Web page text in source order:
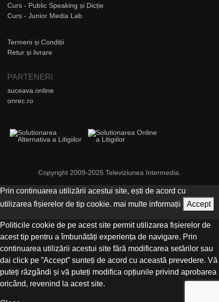
Curs - Public Speaking și Dicție
Curs - Junior Media Lab
Termeni și Condiții
Retur și livrare
PARTENERI
suceava.online
onrec.ro
Copyright 2009-2025 Televiziunea Intermedia.
Prin continuarea utilizării acestui site, ești de acord cu
utilizarea fișierelor de tip cookie. mai multe informații Accept
Politicile cookie de pe acest site permit utilizarea fișierelor de
acest tip pentru a îmbunătăți experiența de navigare. Prin
continuarea utilizării acestui site fără modificarea setărilor sau
dai click pe ”Accept” sunteți de acord cu această prevedere. Vă
puteți răzgândi și vă puteți modifica opțiunile privind aprobarea
oricând, revenind la acest site.